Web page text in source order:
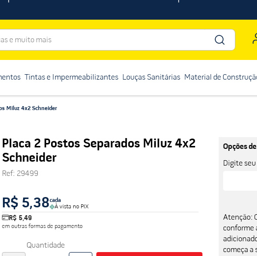
muito mais
Tintas e Impermeabilizantes Louças Sanitárias Material de
Miluz 4x2 Schneider
Placa 2 Postos Separados Miluz 4x2
Schneider
Ref: 29499
R$ 5,38cada
À vista no PIX
R$ 5,49
em outras formas de pagamento
Quantidade
Opções
Digite seu
Atenção:
conforme
começa a